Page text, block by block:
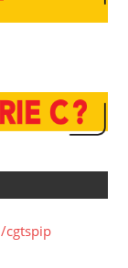
cgtspip